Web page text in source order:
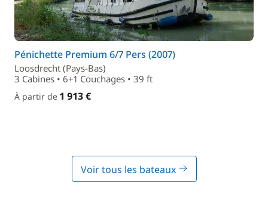
Pénichette Premium 6/7 Pers (2007)
Loosdrecht (Pays-Bas)
3 Cabines • 6+1 Couchages • 39 ft
À partir de 1 913 €
Voir tous les bateaux